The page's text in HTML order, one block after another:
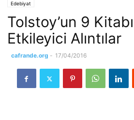
Edebiyat
Tolstoy’un 9
Etkileyici Alıntılar
cafrande.org - 17/04/2016